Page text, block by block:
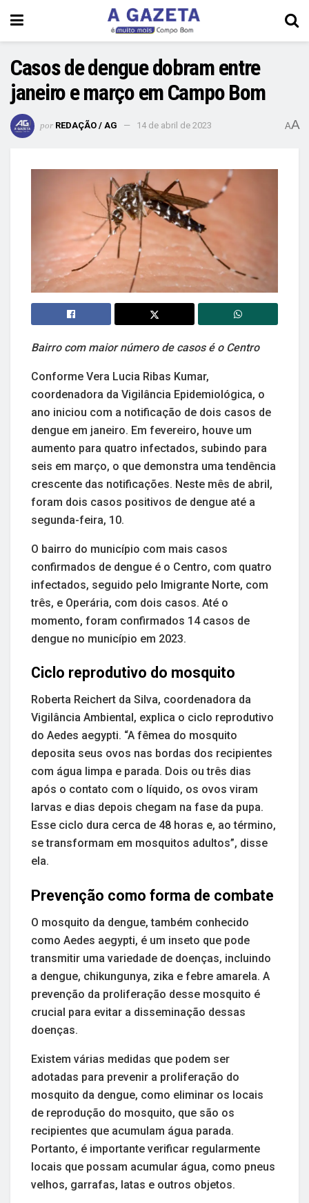
Casos de dengue dobram entre
janeiro e março em Campo Bom
por REDAÇÃO / AG 14 de abril de 2023 AA
Bairro com maior número de casos é o Centro
Conforme Vera Lucia Ribas Kumar,
coordenadora da Vigilância Epidemiológica, o
ano iniciou com a notificação de dois casos de
dengue em janeiro. Em fevereiro, houve um
aumento para quatro infectados, subindo para
seis em março, o que demonstra uma tendência
crescente das notificações. Neste mês de abril,
foram dois casos positivos de dengue até a
segunda-feira, 10.
O bairro do município com mais casos
confirmados de dengue é o Centro, com quatro
infectados, seguido pelo Imigrante Norte, com
três, e Operária, com dois casos. Até o
momento, foram confirmados 14 casos de
dengue no município em 2023.
Ciclo reprodutivo do mosquito
Roberta Reichert da Silva, coordenadora da
Vigilância Ambiental, explica o ciclo reprodutivo
do Aedes aegypti. “A fêmea do mosquito
deposita seus ovos nas bordas dos recipientes
com água limpa e parada. Dois ou três dias
após o contato com o líquido, os ovos viram
larvas e dias depois chegam na fase da pupa.
Esse ciclo dura cerca de 48 horas e, ao término,
se transformam em mosquitos adultos”, disse
ela.
Prevenção como forma de combate
O mosquito da dengue, também conhecido
como Aedes aegypti, é um inseto que pode
transmitir uma variedade de doenças, incluindo
a dengue, chikungunya, zika e febre amarela. A
prevenção da proliferação desse mosquito é
crucial para evitar a disseminação dessas
doenças.
Existem várias medidas que podem ser
adotadas para prevenir a proliferação do
mosquito da dengue, como eliminar os locais
de reprodução do mosquito, que são os
recipientes que acumulam água parada.
Portanto, é importante verificar regularmente
locais que possam acumular água, como pneus
velhos, garrafas, latas e outros objetos.